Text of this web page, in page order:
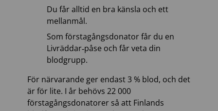
Du får alltid en bra känsla och ett
mellanmål.
Som förstagångsdonator får du en
Livräddar‑påse och får veta din
blodgrupp.
För närvarande ger endast 3 % blod, och det
är för lite. I år behövs 22 000
förstagångsdonatorer så att Finlands